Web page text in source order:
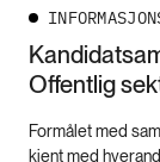
Offentlig
Formålet med
kjent med